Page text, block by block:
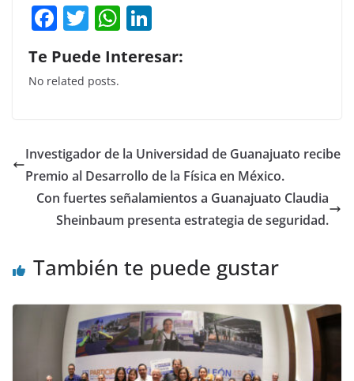
F
a
c
e
o
o
k
T
w
itt
er
W
h
at
p
p
k
n
Te Puede Interesar:
No related posts.
Investigador de la Universidad de Guanajuato recibe
Premio al Desarrollo de la Física en México.
Con fuertes señalamientos a Guanajuato Claudia
Sheinbaum presenta estrategia de seguridad.
También te puede gustar